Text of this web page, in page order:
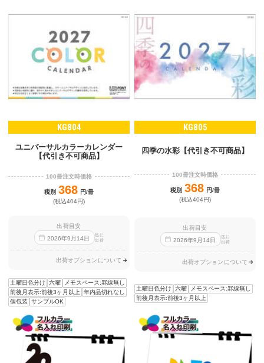
KG804
ユニバーサルカラーカレンダー
【代引き不可商品】
100冊注文時価格
税別 368 円/冊
(税込404円)
出荷目安
2026年9 月 14日
迄に
出荷
出荷オプションについて
土曜日色分け 六曜
メモスペース:罫線無し
前後月表示:前後3ヶ月以上
年内品切れなし
個包装
サンプルOK
KG805
四季の水彩【代引き不可商品】
100冊注文時価格
税別 368 円/冊
(税込404円)
出荷目安
2026年9 月14日
迄に
出荷
出荷オプションについて
土曜日色分け 六曜
メモスペース:罫線無し
前後月表示:前後3ヶ月以上